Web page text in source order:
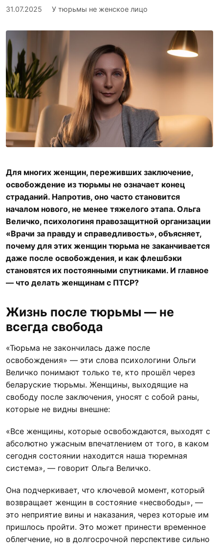
31.07.2025 У тюрьмы не женское лицо
Для многих женщин, переживших заключение,
освобождение из тюрьмы не означает конец
страданий. Напротив, оно часто становится
началом нового, не менее тяжелого этапа. Ольга
Величко, психологиня правозащитной организации
«Врачи за правду и справедливость», объясняет,
почему для этих женщин тюрьма не заканчивается
даже после освобождения, и как флешбэки
становятся их постоянными спутниками. И главное
— что делать женщинам с ПТСР?
Жизнь после тюрьмы — не
всегда свобода
«Тюрьма не закончилась даже после
освобождения» — эти слова психологини Ольги
Величко понимают только те, кто прошёл через
беларуские тюрьмы. Женщины, выходящие на
свободу после заключения, уносят с собой раны,
которые не видны внешне:
«Все женщины, которые освобождаются, выходят с
абсолютно ужасным впечатлением от того, в каком
сегодня состоянии находится наша тюремная
система», — говорит Ольга Величко.
Она подчеркивает, что ключевой момент, который
возвращает женщин в состояние «несвободы», —
это неприятие вины и наказания, через которые им
пришлось пройти. Это может принести временное
облегчение, но в долгосрочной перспективе сильно